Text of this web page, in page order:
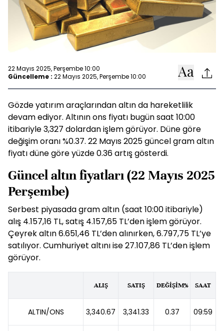
22 Mayıs 2025, Perşembe 10:00
Güncelleme : 22 Mayıs 2025, Perşembe 10:00
Gözde yatırım araçlarından altın da hareketlilik
devam ediyor. Altının ons fiyatı bugün saat 10:00
itibariyle 3,327 dolardan işlem görüyor. Düne göre
değişim oranı %0.37. 22 Mayıs 2025 güncel gram altın
fiyatı düne göre yüzde 0.36 artış gösterdi.
Güncel altın fiyatları (22 Mayıs 2025
Perşembe)
Serbest piyasada gram altın (saat 10:00 itibariyle)
alış 4.157,16 TL, satış 4.157,65 TL’den işlem görüyor.
Çeyrek altın 6.651,46 TL’den alınırken, 6.797,75 TL’ye
satılıyor. Cumhuriyet altını ise 27.107,86 TL’den işlem
görüyor.
ALIŞ SATIŞ DEĞİŞİM% SAAT
ALTIN/ONS 3,340.67 3,341.33 0.37 09:59